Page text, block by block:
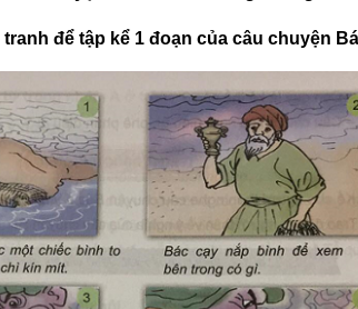
để tập kể 1 đoạn của câu chuyện